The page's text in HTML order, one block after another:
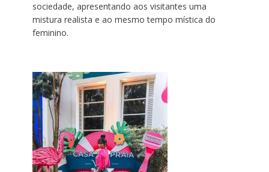
sociedade, apresentando aos visitantes uma
mistura realista e ao mesmo tempo mística do
feminino.